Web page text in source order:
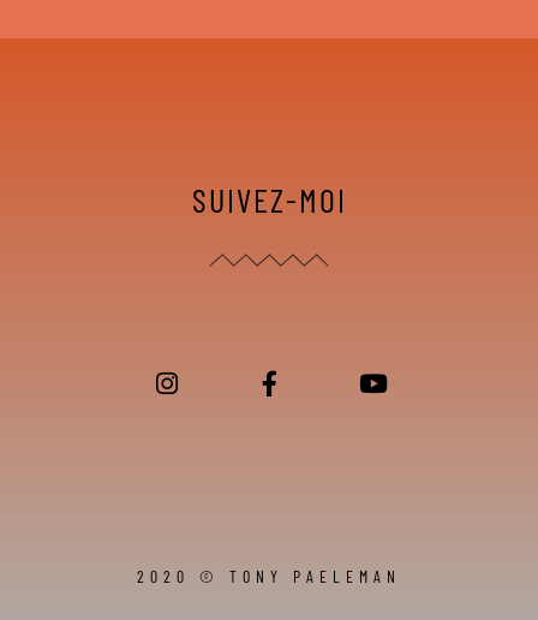
SUIVEZ-MOI
2020 © TONY PAELEMAN